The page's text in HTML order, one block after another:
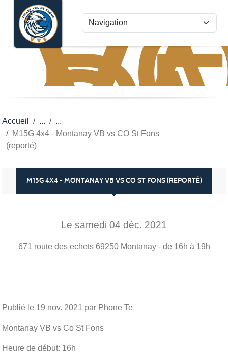
Accueil
M15G 4x4 - Montanay VB vs CO St Fons
(reporté)
M15G 4X4 - MONTANAY VB VS CO ST FONS (REPORTÉ)
Le samedi 04 déc. 2021
671 route des echets 69250 Montanay - de 16h à 19h
Publié le 19 nov. 2021 par Phone Te
Montanay VB vs Co St Fons
Heure de début: 16h
Panneau de gestion des cookies